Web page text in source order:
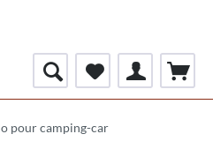
pour camping-car